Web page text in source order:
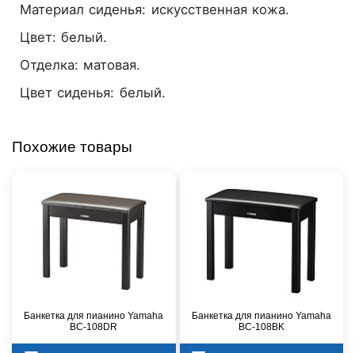
Материал сиденья: искусственная кожа.
Цвет: белый.
Отделка: матовая.
Цвет сиденья: белый.
Похожие товары
Банкетка для пианино Yamaha
BC-108DR
Банкетка для пианино Yamaha
BC-108BK